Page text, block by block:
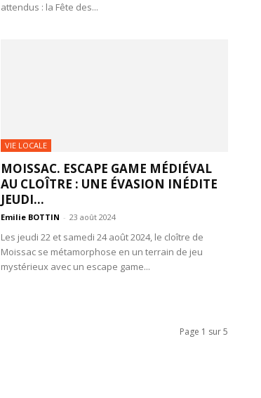
attendus : la Fête des...
VIE LOCALE
MOISSAC. ESCAPE GAME MÉDIÉVAL
AU CLOÎTRE : UNE ÉVASION INÉDITE
JEUDI...
Emilie BOTTIN - 23 août 2024
Les jeudi 22 et samedi 24 août 2024, le cloître de
Moissac se métamorphose en un terrain de jeu
mystérieux avec un escape game...
Page 1 sur 5